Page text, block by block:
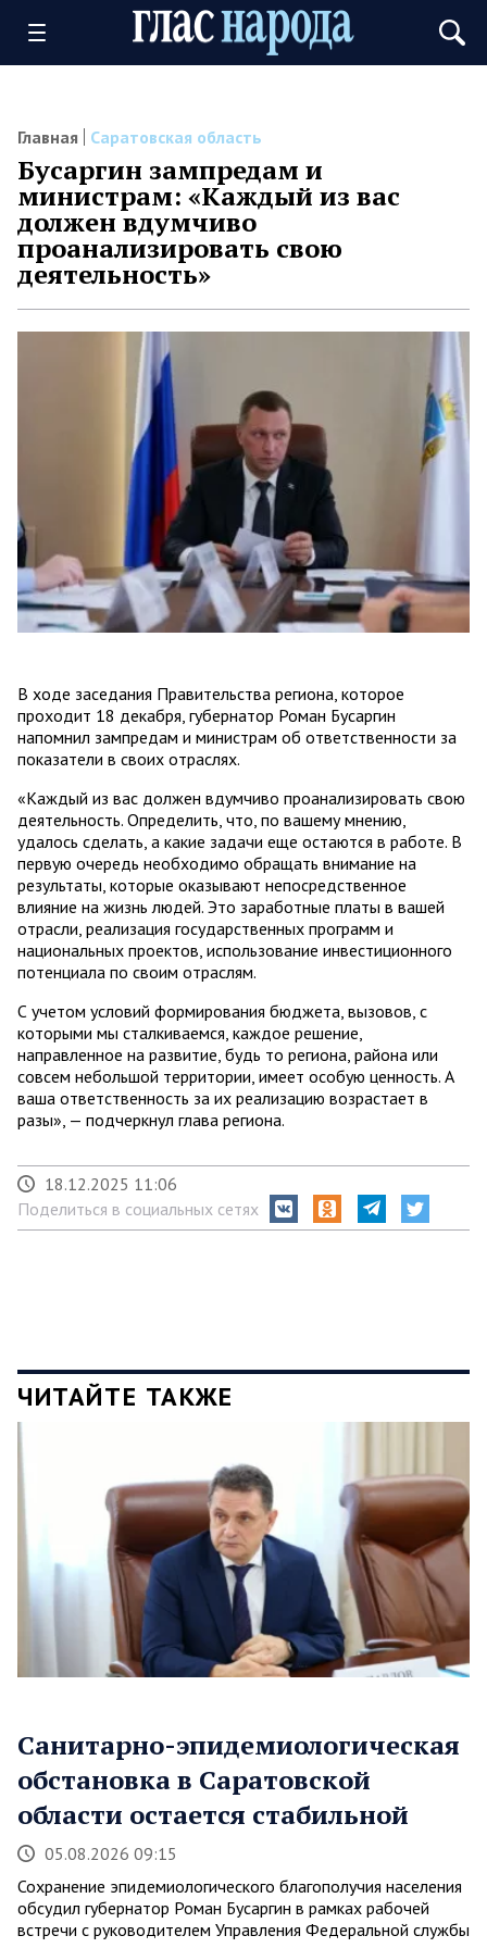
Главная Саратовская область
Бусаргин зампредам и
министрам: «Каждый из вас
должен вдумчиво
проанализировать свою
деятельность»
В ходе заседания Правительства региона, которое
проходит 18 декабря, губернатор Роман Бусаргин
напомнил зампредам и министрам об ответственности за
показатели в своих отраслях.
«Каждый из вас должен вдумчиво проанализировать свою
деятельность. Определить, что, по вашему мнению,
удалось сделать, а какие задачи еще остаются в работе. В
первую очередь необходимо обращать внимание на
результаты, которые оказывают непосредственное
влияние на жизнь людей. Это заработные платы в вашей
отрасли, реализация государственных программ и
национальных проектов, использование инвестиционного
потенциала по своим отраслям.
С учетом условий формирования бюджета, вызовов, с
которыми мы сталкиваемся, каждое решение,
направленное на развитие, будь то региона, района или
совсем небольшой территории, имеет особую ценность. А
ваша ответственность за их реализацию возрастает в
разы», — подчеркнул глава региона.
18.12.2025 11:06
Поделиться в социальных сетях
ЧИТАЙТЕ ТАКЖЕ
Санитарно-эпидемиологическая
обстановка в Саратовской
области остается стабильной
05.08.2026 09:15
Сохранение эпидемиологического благополучия населения
обсудил губернатор Роман Бусаргин в рамках рабочей
встречи с руководителем Управления Федеральной службы